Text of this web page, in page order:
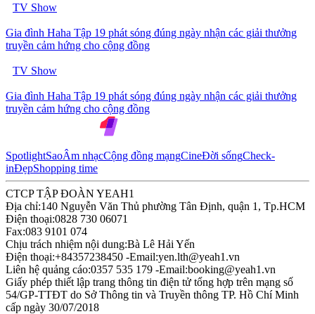
TV Show
Gia đình Haha Tập 19 phát sóng đúng ngày nhận các giải thưởng
truyền cảm hứng cho cộng đồng
TV Show
Gia đình Haha Tập 19 phát sóng đúng ngày nhận các giải thưởng
truyền cảm hứng cho cộng đồng
SpotlightSaoÂm nhạcCộng đồng mạngCineĐời sốngCheck-
inĐẹpShopping time
CTCP TẬP ĐOÀN YEAH1
Địa chỉ:140 Nguyễn Văn Thủ phường Tân Định, quận 1, Tp.HCM
Điện thoại:0828 730 06071
Fax:083 9101 074
Chịu trách nhiệm nội dung:Bà Lê Hải Yến
Điện thoại:+84357238450 -Email:yen.lth@yeah1.vn
Liên hệ quảng cáo:0357 535 179 -Email:booking@yeah1.vn
Giấy phép thiết lập trang thông tin điện tử tổng hợp trên mạng số
54/GP-TTĐT do Sở Thông tin và Truyền thông TP. Hồ Chí Minh
cấp ngày 30/07/2018